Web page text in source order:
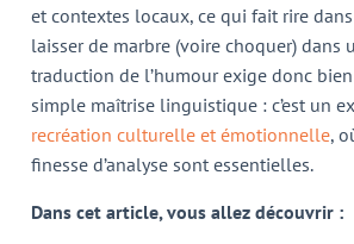
et contextes locaux, ce qui fait rire
laisser de marbre (voire choquer) dans
traduction de l’humour exige donc
simple maîtrise linguistique : c’est un
recréation culturelle et émotionnelle,
finesse d’analyse sont essentielles.
Dans cet article, vous allez découvrir :